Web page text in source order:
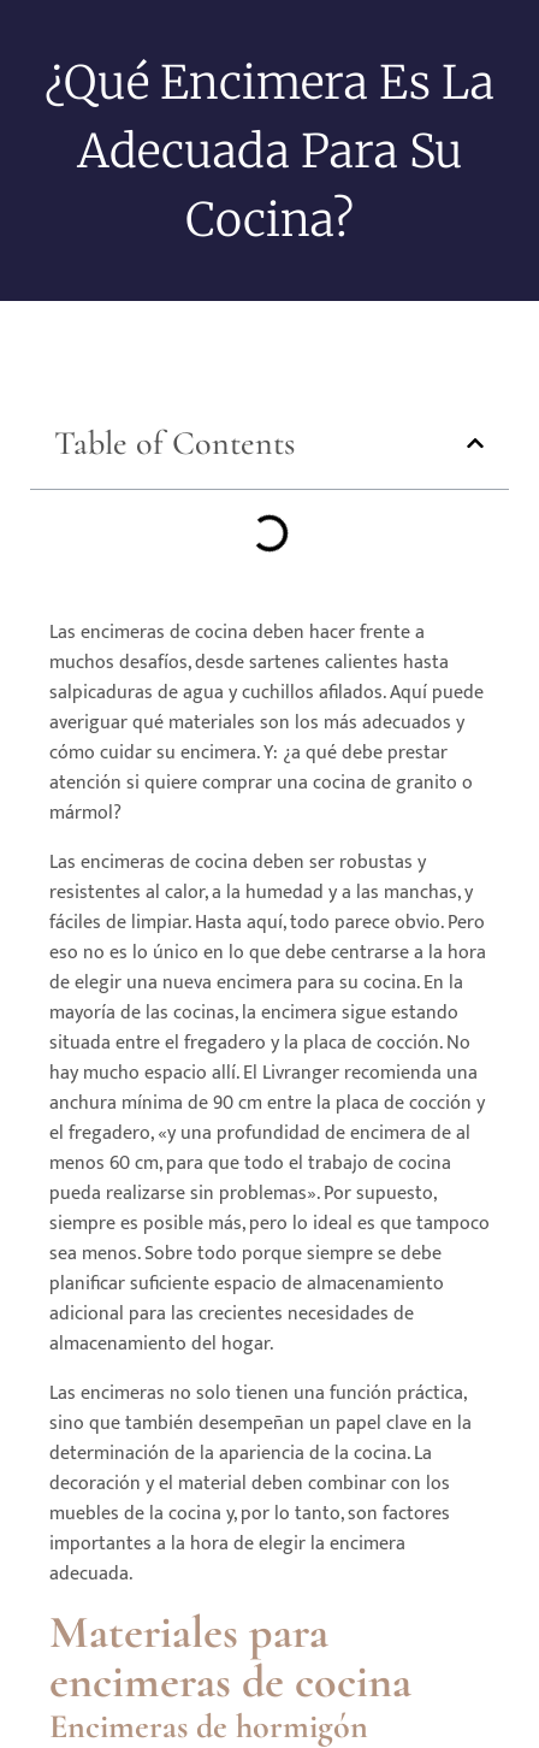
¿Qué Encimera Es La
Adecuada Para Su
Cocina?
Table of Contents
Las encimeras de cocina deben hacer frente a
muchos desafíos, desde sartenes calientes hasta
salpicaduras de agua y cuchillos afilados. Aquí puede
averiguar qué materiales son los más adecuados y
cómo cuidar su encimera. Y: ¿a qué debe prestar
atención si quiere comprar una cocina de granito o
mármol?
Las encimeras de cocina deben ser robustas y
resistentes al calor, a la humedad y a las manchas, y
fáciles de limpiar. Hasta aquí, todo parece obvio. Pero
eso no es lo único en loque debe centrarse a la hora
de elegiruna nueva encimera para su cocina. En la
mayoría de las cocinas, la encimera sigue estando
situada entre el fregadero y la placa de cocción. No
hay mucho espacio allí. El Livranger recomienda una
anchura mínima de 90 cm entre la placa de cocción y
el fregadero, «y una profundidad de encimera de al
menos 60 cm, para que todo el trabajo de cocina
pueda realizarse sin problemas». Por supuesto,
siempre es posible más, pero lo ideal es que tampoco
sea menos. Sobre todo porque siempre se debe
planificar suficiente espacio de almacenamiento
adicional para las crecientes necesidades de
almacenamiento del hogar.
Las encimeras no solo tienen una función práctica,
sino que también desempeñan un papel clave en la
determinación de la apariencia de la cocina. La
decoración y el material deben combinar con los
muebles de la cocina y, por lo tanto, son factores
importantes a la hora de elegir la encimera
adecuada.
Materiales para
encimeras de cocina
Encimeras de hormigón